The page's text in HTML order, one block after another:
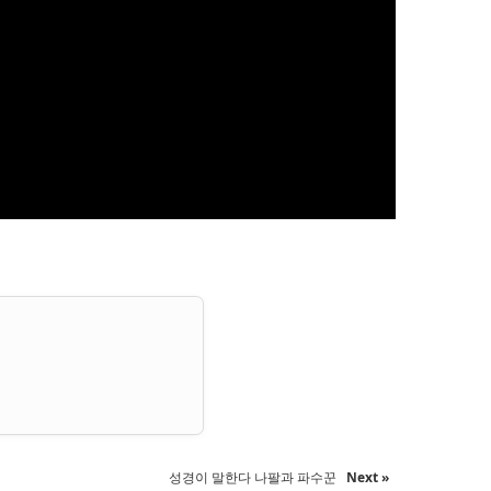
성경이 말한다 나팔과 파수꾼 Next »